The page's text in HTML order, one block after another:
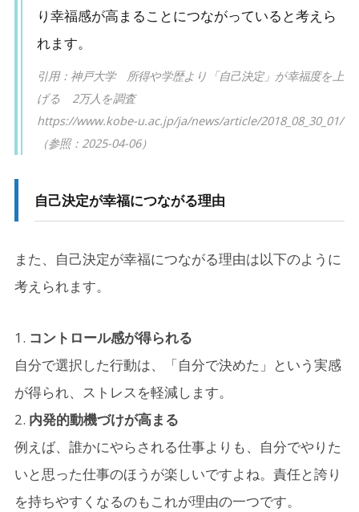
5-1. バランスの取り方
6. 6. 「自己決定＝孤独」ではない！周囲との関係
を保つコツ
6-1. 周囲との関係を保つ４つのポイント
り幸福感が高まることにつながっていると考えら
れます。
引用：神戸大学 所得や学歴より「自己決定」が幸福度を上
げる 2万人を調査
https://www.kobe-u.ac.jp/ja/news/article/2018_08_30_01/
（参照：2025-04-06）
自己決定が幸福につながる理由
また、自己決定が幸福につながる理由は以下のように
考えられます。
コントロール感が得られる
自分で選択した行動は、「自分で決めた」という実感
が得られ、ストレスを軽減します。
内発的動機づけが高まる
例えば、誰かにやらされる仕事よりも、自分でやりた
いと思った仕事のほうが楽しいですよね。責任と誇り
を持ちやすくなるのもこれが理由の一つです。